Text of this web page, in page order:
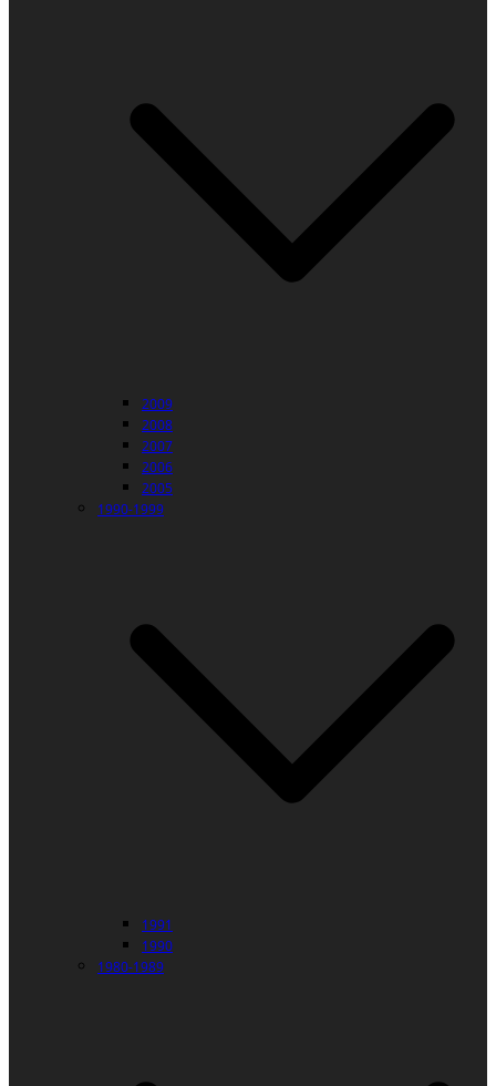
2009
2008
2007
2006
2005
1990-1999
1991
1990
1980-1989